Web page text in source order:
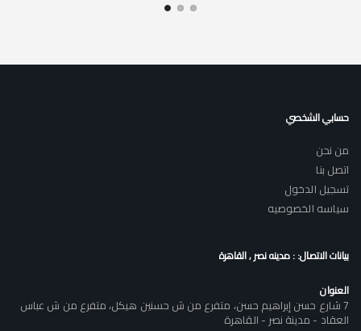
حسابي الشخصي
من نحن
اتصل بنا
تسجيل الدخول
سياسه الخصوصيه
بيانات الاتصال: : مدينه نصر , القاهرة
العنوان
7 شارع حسن إبراهيم حسن، متفرع من ش حسنين هيكل، متفرع من ش عباس
العقاد - مدينة نصر - القاهرة